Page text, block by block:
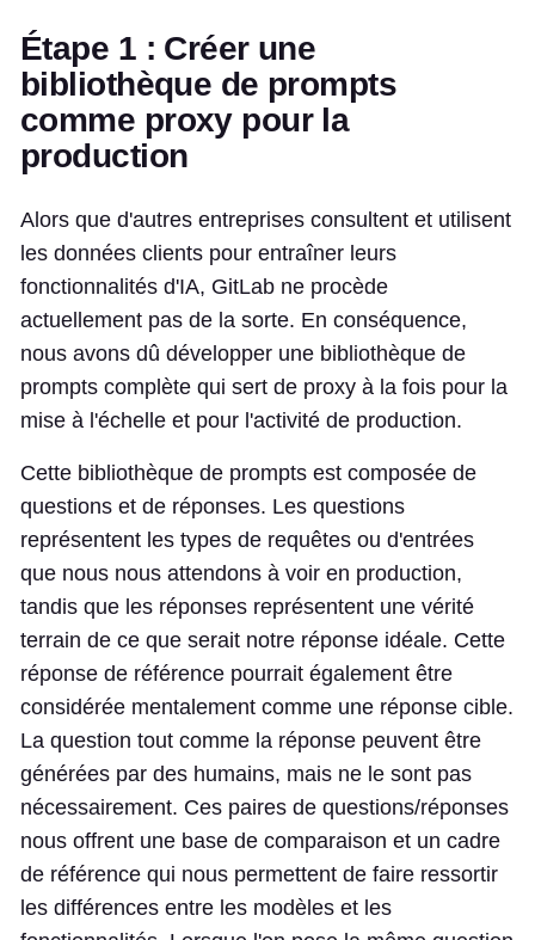
Étape 1 : Créer une
bibliothèque de prompts
comme proxy pour la
production
Alors que d'autres entreprises consultent et utilisent
les données clients pour entraîner leurs
fonctionnalités d'IA, GitLab ne procède
actuellement pas de la sorte. En conséquence,
nous avons dû développer une bibliothèque de
prompts complète qui sert de proxy à la fois pour la
mise à l'échelle et pour l'activité de production.
Cette bibliothèque de prompts est composée de
questions et de réponses. Les questions
représentent les types de requêtes ou d'entrées
que nous nous attendons à voir en production,
tandis que les réponses représentent une vérité
terrain de ce que serait notre réponse idéale. Cette
réponse de référence pourrait également être
considérée mentalement comme une réponse cible.
La question tout comme la réponse peuvent être
générées par des humains, mais ne le sont pas
nécessairement. Ces paires de questions/réponses
nous offrent une base de comparaison et un cadre
de référence qui nous permettent de faire ressortir
les différences entre les modèles et les